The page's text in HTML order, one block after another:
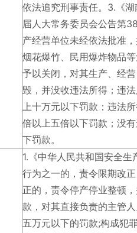
依法追究刑事责任。3.《
届人大常务委员会公告第
产经营单位未经依法批准
烟花爆竹、民用爆炸物品
予以关闭，对其生产、经
毁，并没收违法所得；违
上十万元以下罚款；违法
倍以上五倍以下罚款；没
下罚款。
1.《中华人民共和国安全
行为之一的，责令限期改
正的，责令停产停业整顿
款，对其直接负责的主管
五万元以下的罚款;构成犯